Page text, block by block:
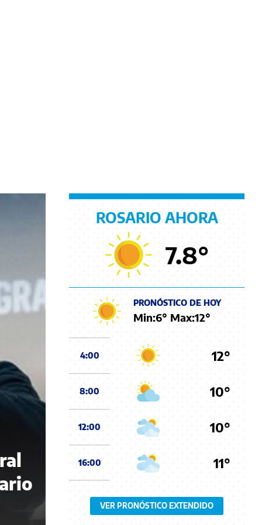
ROSARIO AHORA
7.8°
PRONÓSTICO DE HOY
Min:6° Max:12°
4:00 12°
8:00 10°
12:00 10°
16:00 11°
VER PRONÓSTICO EXTENDIDO